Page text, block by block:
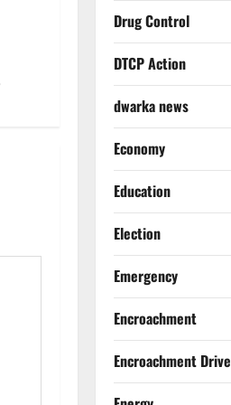
Drug Control
DTCP Action
dwarka news
Economy
Education
Election
Emergency
Encroachment
Encroachment Drive